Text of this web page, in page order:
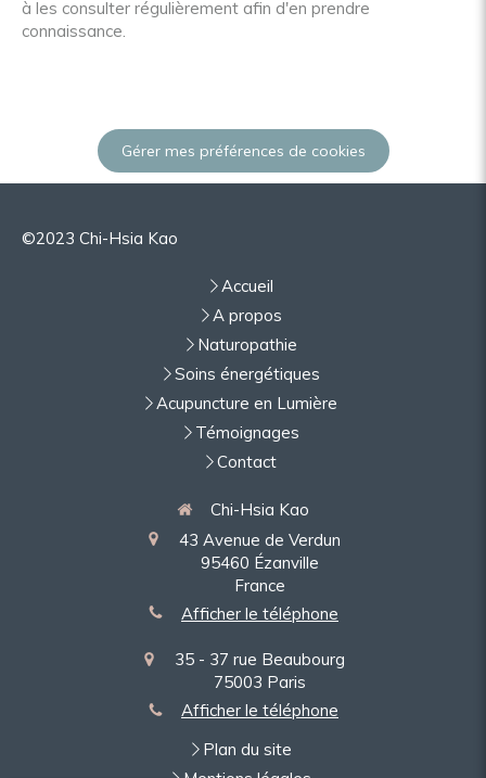
à les consulter régulièrement afin d'en prendre
connaissance.
Gérer mes préférences de cookies
©2023 Chi-Hsia Kao
Accueil
A propos
Naturopathie
Soins énergétiques
Acupuncture en Lumière
Témoignages
Contact
Chi-Hsia Kao
43 Avenue de Verdun
95460 Ézanville
France
Afficher le téléphone
35 - 37 rue Beaubourg
75003 Paris
Afficher le téléphone
Plan du site